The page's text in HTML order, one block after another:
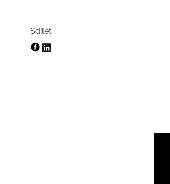
Sdílet